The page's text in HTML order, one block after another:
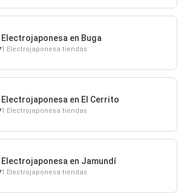
Electrojaponesa en Buga
1 Electrojaponesa tiendas
Electrojaponesa en El Cerrito
1 Electrojaponesa tiendas
Electrojaponesa en Jamundí
1 Electrojaponesa tiendas